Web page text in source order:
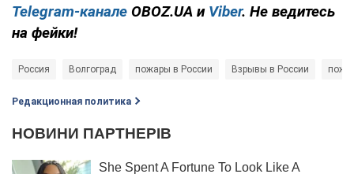
Telegram-канале OBOZ.UA и Viber. Не ведитесь
на фейки!
Россия Волгоград пожары в России Взрывы в России
Редакционная политика